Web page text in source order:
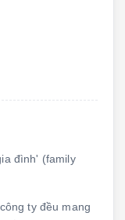
đình' (family
ty đều mang